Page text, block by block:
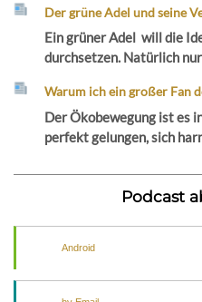
Der grüne Adel und seine
Ein grüner Adel will die
durchsetzen. Natürlich
Warum ich ein großer Fan
Der Ökobewegung ist es
perfekt gelungen, sich
Podcast
Android